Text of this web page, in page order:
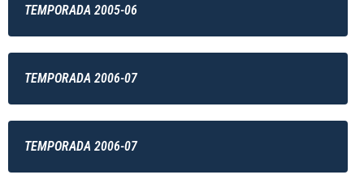
TEMPORADA 2005-06
TEMPORADA 2006-07
TEMPORADA 2006-07